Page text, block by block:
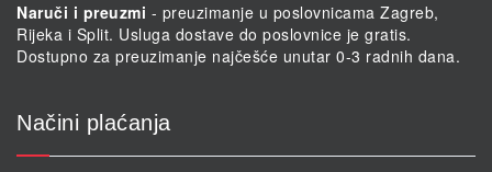
Naruči i preuzmi - preuzimanje u poslovnicama Zagreb,
Rijeka i Split. Usluga dostave do poslovnice je gratis.
Dostupno za preuzimanje najčešće unutar 0-3 radnih dana.
Načini plaćanja